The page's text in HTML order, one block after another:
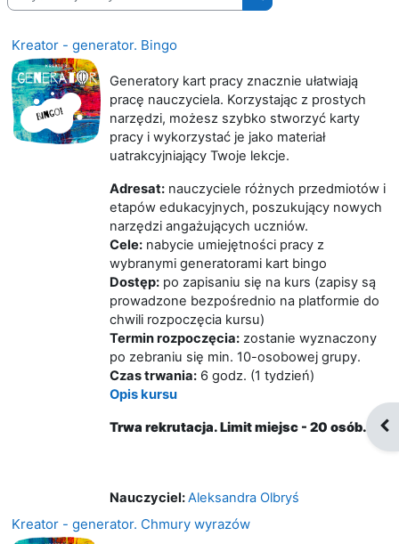
Wyszukaj kursy
Kreator - generator. Bingo
Generatory kart pracy znacznie ułatwiają
pracę nauczyciela. Korzystając z prostych
narzędzi, możesz szybko stworzyć karty
pracy i wykorzystać je jako materiał
uatrakcyjniający Twoje lekcje.
Adresat: nauczyciele różnych przedmiotów i
etapów edukacyjnych, poszukujący nowych
narzędzi angażujących uczniów.
Cele: nabycie umiejętności pracy z
wybranymi generatorami kart bingo
Dostęp: po zapisaniu się na kurs (zapisy są
prowadzone bezpośrednio na platformie do
chwili rozpoczęcia kursu)
Termin rozpoczęcia: zostanie wyznaczony
po zebraniu się min. 10-osobowej grupy.
Czas trwania: 6 godz. (1 tydzień)
Opis kursu
Trwa rekrutacja. Limit miejsc - 20 osób.
Nauczyciel:Aleksandra Olbryś
Kreator - generator. Chmury wyrazów